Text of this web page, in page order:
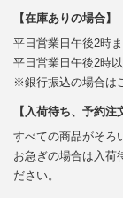
【在庫ありの場合】
平日営業日午後2時
平日営業日午後2時
※銀行振込の場合は
【入荷待ち、予約注
すべての商品がそろ
お急ぎの場合は入荷
ださい。